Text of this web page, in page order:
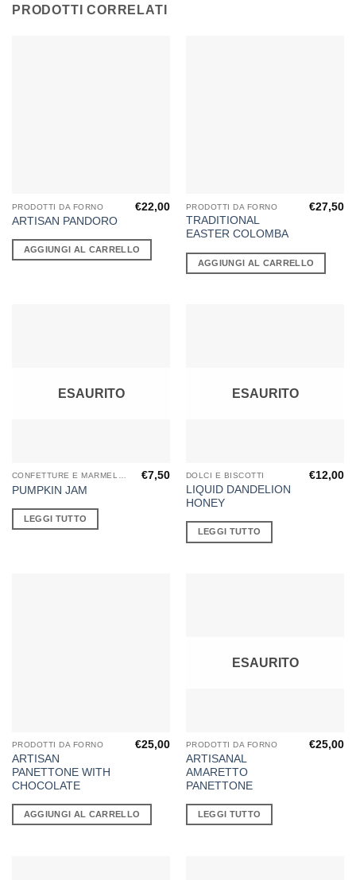
PRODOTTI CORRELATI
PRODOTTI DA FORNO
ARTISAN PANDORO
€22,00
AGGIUNGI AL CARRELLO
PRODOTTI DA FORNO
TRADITIONAL
EASTER COLOMBA
€27,50
AGGIUNGI AL CARRELLO
ESAURITO
CONFETTURE E MARMELLATE
PUMPKIN JAM
€7,50
LEGGI TUTTO
ESAURITO
DOLCI E BISCOTTI
LIQUID DANDELION
HONEY
€12,00
LEGGI TUTTO
PRODOTTI DA FORNO
ARTISAN
PANETTONE WITH
CHOCOLATE
€25,00
AGGIUNGI AL CARRELLO
ESAURITO
PRODOTTI DA FORNO
ARTISANAL
AMARETTO
PANETTONE
€25,00
LEGGI TUTTO